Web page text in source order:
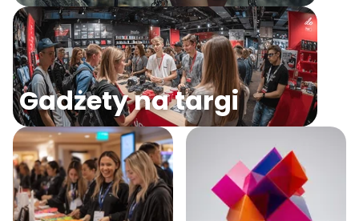
Gadżety na targi